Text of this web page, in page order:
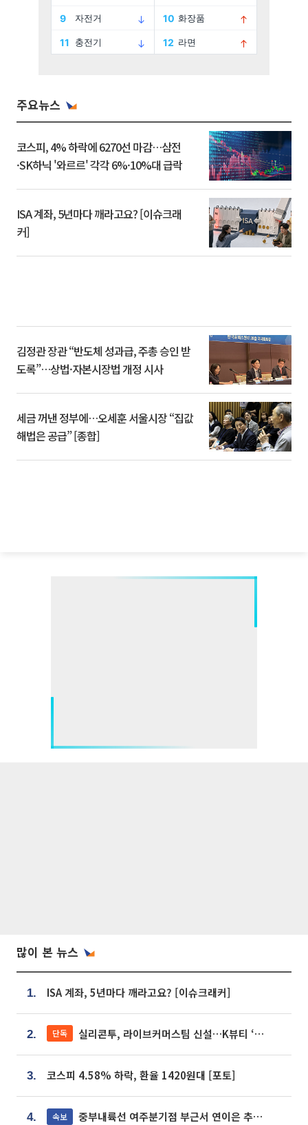
주요뉴스
코스피, 4% 하락에 6270선 마감…삼전
·SK하닉 '와르르' 각각 6%·10%대 급락
ISA 계좌, 5년마다 깨라고요? [이슈크래
커]
김정관 장관 “반도체 성과급, 주총 승인 받
도록”…상법·자본시장법 개정 시사
세금 꺼낸 정부에…오세훈 서울시장 “집값
해법은 공급” [종합]
많이 본 뉴스
1. ISA 계좌, 5년마다 깨라고요? [이슈크래커]
2. 단독 실리콘투, 라이브커머스팀 신설…K뷰티 ‘글로벌 판매망’ 확대[K뷰티 라방戰]
3. 코스피 4.58% 하락, 환율 1420원대 [포토]
4. 속보 중부내륙선 여주분기점 부근서 연이은 추돌사고 발생